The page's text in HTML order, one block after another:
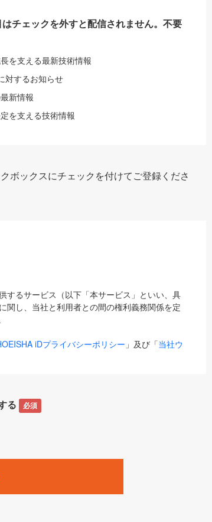
チェックを外すと配信されません。不要
を支える最新技術情報
対するお知らせ
新情報
を支える技術情報
ボックスにチェックを付けてご登録くださ
するサービス（以下「本サービス」といい、具
関し、当社と利用者との間の権利義務関係を定
iDプライバシーポリシー 」及び「当社ウ
内容が変更された場合、変更後のサービスを含
キャンペーンをいいます。
」「ECzine」「Biz/Zine」「HRzine」
る 必須